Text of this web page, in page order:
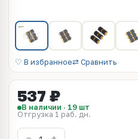
♡ В избранное⇄ Сравнить
537 ₽
В наличии · 19 шт
Отгрузка 1 раб. дн.